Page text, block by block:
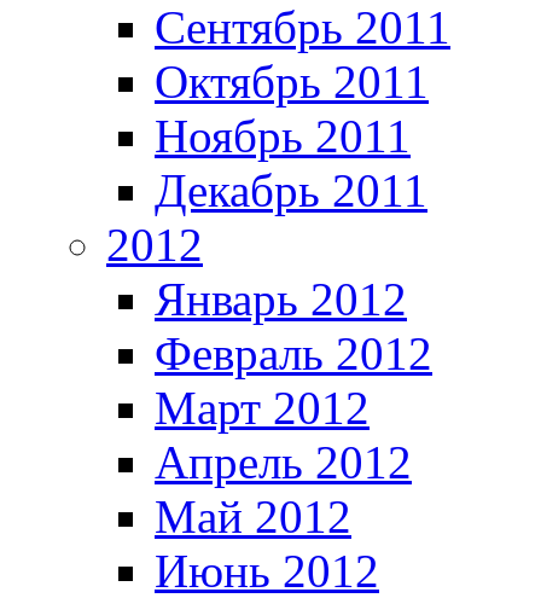
Сентябрь 2011
Октябрь 2011
Ноябрь 2011
Декабрь 2011
2012
Январь 2012
Февраль 2012
Март 2012
Апрель 2012
Май 2012
Июнь 2012